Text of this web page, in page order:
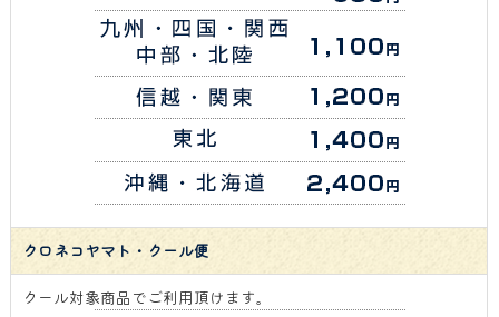
クロネコヤマト・クール便
クール対象商品でご利用頂けます。